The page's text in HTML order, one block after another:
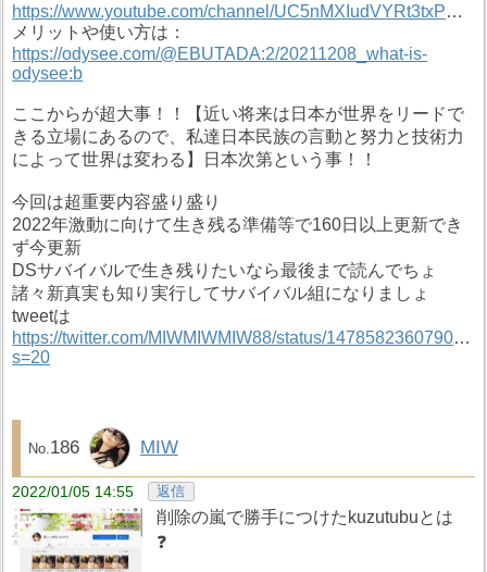
https://www.youtube.com/channel/UC5nMXIudVYRt3txPC5SuxOg
メリットや使い方は：
https://odysee.com/@EBUTADA:2/20211208_what-is-
odysee:b
ここからが超大事！！【近い将来は日本が世界をリードで
きる立場にあるので、私達日本民族の言動と努力と技術力
によって世界は変わる】日本次第という事！！
今回は超重要内容盛り盛り
2022年激動に向けて生き残る準備等で160日以上更新でき
ず今更新
DSサバイバルで生き残りたいなら最後まで読んでちょ
諸々新真実も知り実行してサバイバル組になりましょ
tweetは
https://twitter.com/MIWMIWMIW88/status/
s=20
186 MIW
2022/01/05 14:55 返信
削除の嵐で勝手につけたkuzutubuとは
❓